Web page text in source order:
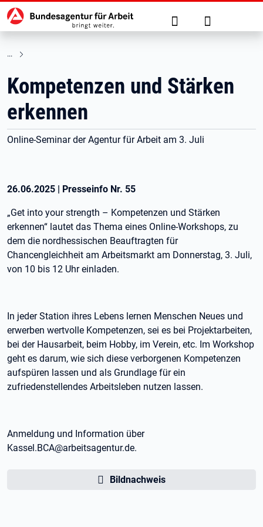
zu den Hauptinhalten springen
Hauptnavigation Suche Anmelden
Kompetenzen und Stärken
erkennen
Online-Seminar der Agentur für Arbeit am 3. Juli
26.06.2025 | Presseinfo Nr. 55
„Get into your strength – Kompetenzen und Stärken
erkennen“ lautet das Thema eines Online-Workshops, zu
dem die nordhessischen Beauftragten für
Chancengleichheit am Arbeitsmarkt am Donnerstag, 3. Juli,
von 10 bis 12 Uhr einladen.
In jeder Station ihres Lebens lernen Menschen Neues und
erwerben wertvolle Kompetenzen, sei es bei Projektarbeiten,
bei der Hausarbeit, beim Hobby, im Verein, etc. Im Workshop
geht es darum, wie sich diese verborgenen Kompetenzen
aufspüren lassen und als Grundlage für ein
zufriedenstellendes Arbeitsleben nutzen lassen.
Anmeldung und Information über
Kassel.BCA@arbeitsagentur.de.
Bildnachweis